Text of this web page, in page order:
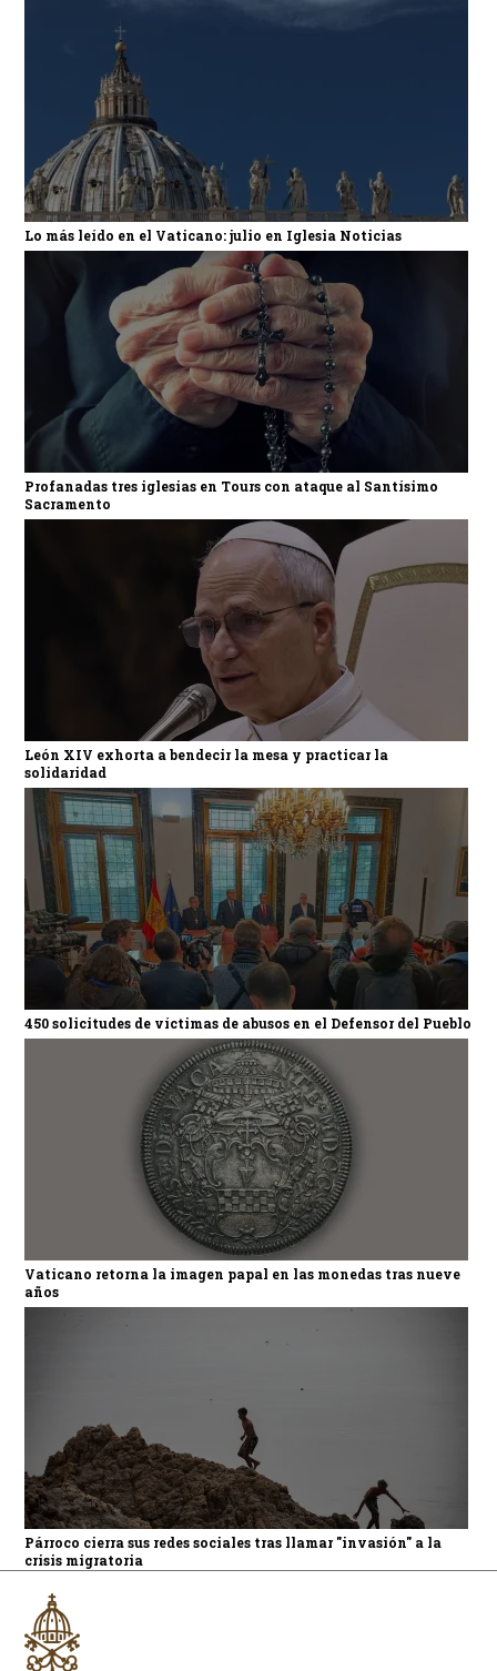
Lo más leído en el Vaticano: julio en Iglesia Noticias
Profanadas tres iglesias en Tours con ataque al Santísimo
Sacramento
León XIV exhorta a bendecir la mesa y practicar la
solidaridad
450 solicitudes de víctimas de abusos en el Defensor del Pueblo
Vaticano retorna la imagen papal en las monedas tras nueve
años
Párroco cierra sus redes sociales tras llamar "invasión" a la
crisis migratoria